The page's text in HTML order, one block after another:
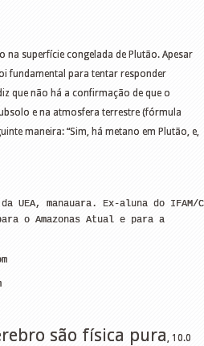
na superfície congelada de Plutão. Apesar
fundamental para tentar responder
que não há a confirmação de que o
e na atmosfera terrestre (fórmula
maneira: “Sim, há metano em Plutão, e,
UEA, manauara. Ex-aluna do IFAM/
o Amazonas Atual e para a
são física pura, 10.0